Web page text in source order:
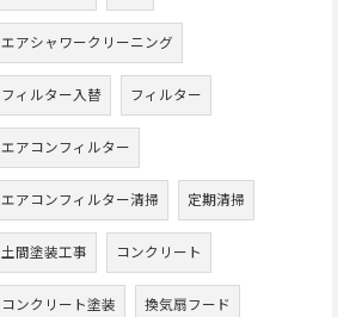
エアシャワークリーニング
フィルター入替 フィルター
エアコンフィルター
エアコンフィルター清掃 定期清掃
土間塗装工事 コンクリート
コンクリート塗装 換気扇フード